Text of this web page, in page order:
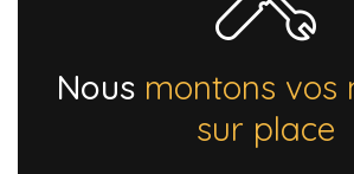
Nous montons vos
sur place